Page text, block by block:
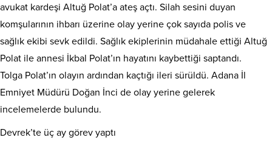
avukat kardeşi Altuğ Polat’a ateş açtı. Silah sesini duyan
komşularının ihbarı üzerine olay yerine çok sayıda polis ve
sağlık ekibi sevk edildi. Sağlık ekiplerinin müdahale ettiği Altuğ
Polat ile annesi İkbal Polat’ın hayatını kaybettiği saptandı.
Tolga Polat’ın olayın ardından kaçtığı ileri sürüldü. Adana İl
Emniyet Müdürü Doğan İnci de olay yerine gelerek
incelemelerde bulundu.
Devrek’te üç ay görev yaptı